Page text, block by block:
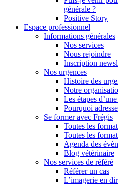
générale ?
Positive Story
Espace professionnel
Informations générales
Nos services
Nous rejoindre
Inscription
Nos urgences
Histoire des
Notre
Les étapes
Pourquoi
Se former avec Frégis
Toutes les
Toutes les
Agenda des
Blog vétérinaire
Nos services de référé
Référer un cas
L’imagerie en